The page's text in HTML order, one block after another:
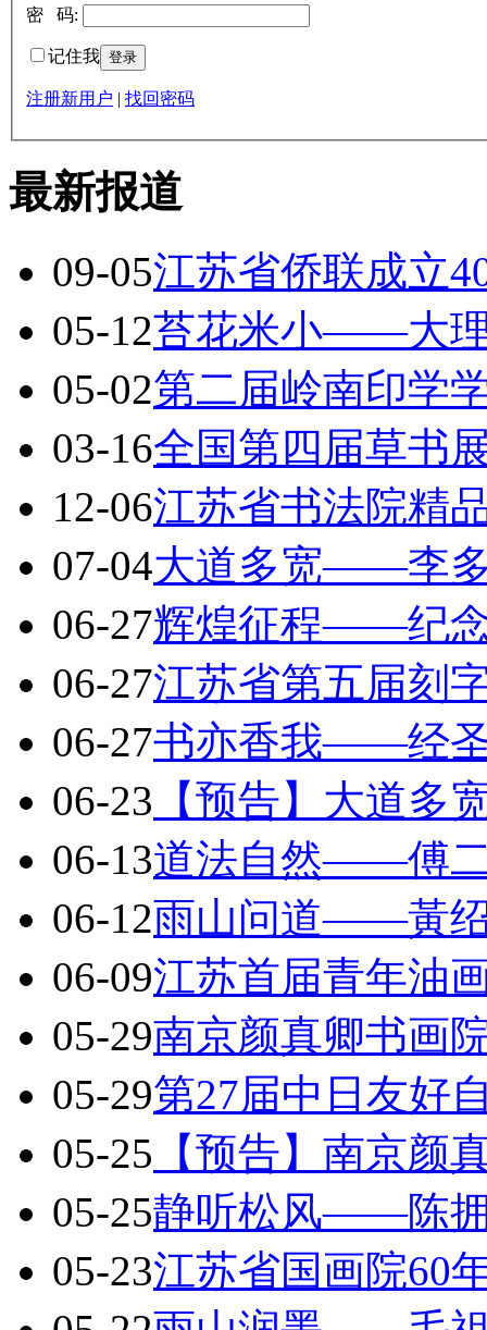
密 码:
记住我
注册新用户 找回密码
最新报道
09-05江苏省侨联成立
05-12苔花米小——大
05-02第二届岭南印学
03-16全国第四届草书
12-06江苏省书法院精
07-04大道多宽——李
06-27辉煌征程——纪
06-27江苏省第五届刻
06-27书亦香我——经
06-23 【预告】大道
06-13道法自然——傅
06-12雨山问道——黃
06-09江苏首届青年油
05-29南京颜真卿书画
05-29第27届中日友好
05-25 【预告】南京颜
05-25静听松风——陈
05-23江苏省国画院60